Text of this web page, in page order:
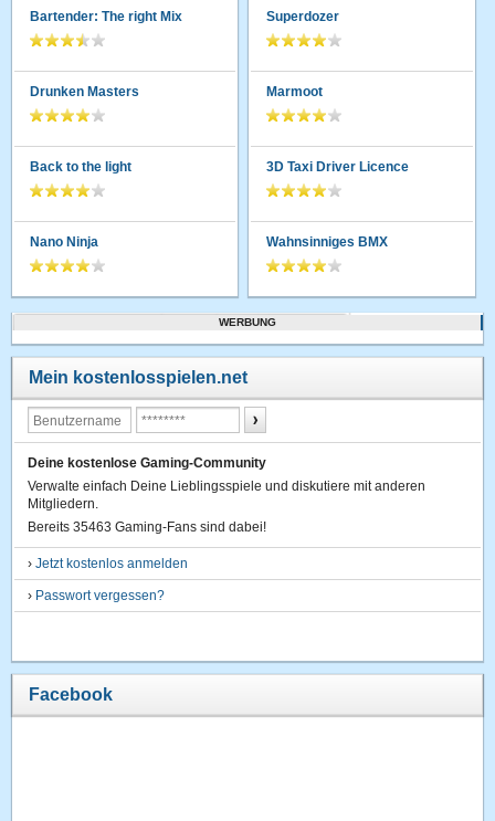
Bartender: The right Mix
Drunken Masters
Back to the light
Nano Ninja
Superdozer
Marmoot
3D Taxi Driver Licence
Wahnsinniges BMX
WERBUNG
Mein kostenlosspielen.net
Deine kostenlose Gaming-Community
Verwalte einfach Deine Lieblingsspiele und diskutiere mit anderen
Mitgliedern.
Bereits 35463 Gaming-Fans sind dabei!
›Jetzt kostenlos anmelden
› Passwort vergessen?
Facebook